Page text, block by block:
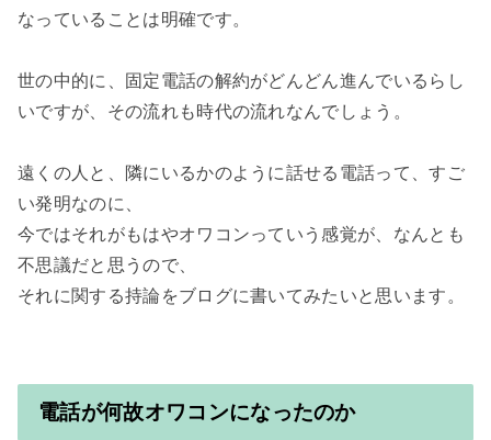
なっていることは明確です。
世の中的に、固定電話の解約がどんどん進んでいるらし
いですが、その流れも時代の流れなんでしょう。
遠くの人と、隣にいるかのように話せる電話って、すご
い発明なのに、
今ではそれがもはやオワコンっていう感覚が、なんとも
不思議だと思うので、
電話が何故オワコンになったのか